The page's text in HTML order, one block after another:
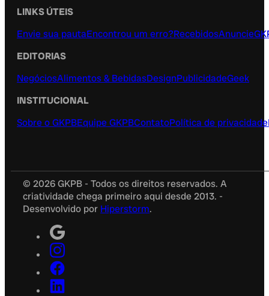
LINKS ÚTEIS
Envie sua pautaEncontrou um erro?RecebidosAnuncie
EDITORIAS
NegóciosAlimentos & BebidasDesignPublicidadeGeek
INSTITUCIONAL
Sobre o GKPBEquipe GKPBContatoPolítica de privacidade
© 2026 GKPB - Todos os direitos reservados. A
criatividade chega primeiro aqui desde 2013. -
Desenvolvido por Hiperstorm.